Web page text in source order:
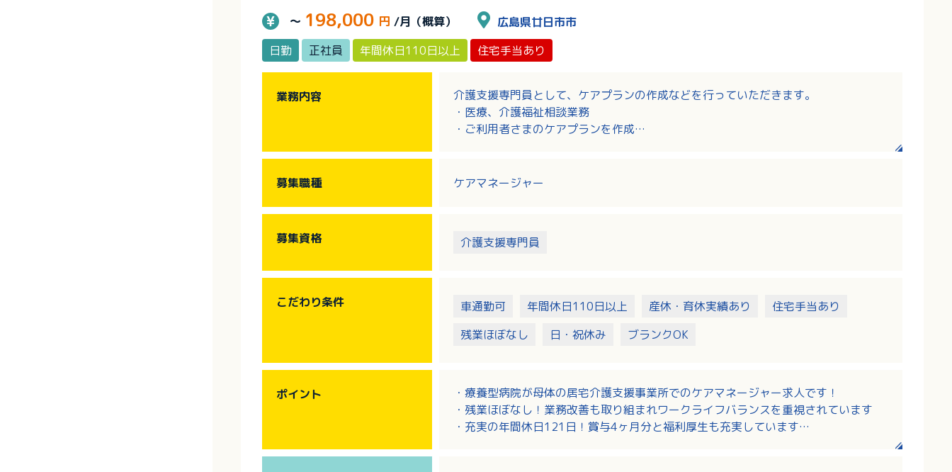
～ 198,000 円 /月（概算）
広島県廿日市市
日勤
正社員 年間休日110日以上 住宅手当あり
業務内容
介護支援専門員として、ケアプランの作成などを行っていただきます。
・医療、介護福祉相談業務
・ご利用者さまのケアプランを作成
※対象地域：廿日市市（旧佐伯町・宮島町・吉和村を除く）・大竹市
募集職種 ケアマネージャー
募集資格 介護支援専門員
こだわり条件 車通勤可 年間休日110日以上 産休・育休実績あり
住宅手当あり
残業ほぼなし
日・祝休み ブランクOK
ポイント
・療養型病院が母体の居宅介護支援事業所でのケアマネージャー求人です！
・残業ほぼなし！業務改善も取り組まれワークライフバランスを重視されています
・充実の年間休日121日！賞与4ヶ月分と福利厚生も充実しています